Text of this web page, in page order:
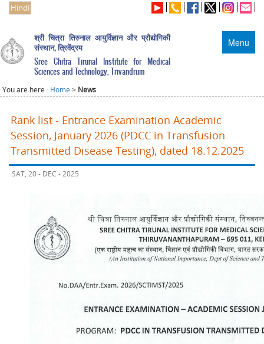
Hindi
Menu
श्री चित्रा तिरुनाल आयुर्विज्ञान और प्रौद्योगिकी
संस्थान, त्रिवेंद्रम
Sree Chitra Tirunal Institute for Medical
Sciences and Technology, Trivandrum
You are here : Home > News
Rank list - Entrance Examination Academic
Session, January 2026 (PDCC in Transfusion
Transmitted Disease Testing), dated 18.12.2025
SAT, 20 - DEC - 2025